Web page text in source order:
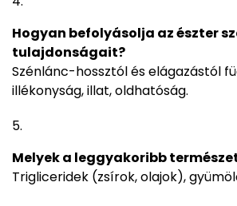
Hogyan befolyásolja az észter
tulajdonságait?
Szénlánc-hossztól és elágazástól
illékonyság, illat, oldhatóság.
Melyek a leggyakoribb
Trigliceridek (zsírok, olajok),